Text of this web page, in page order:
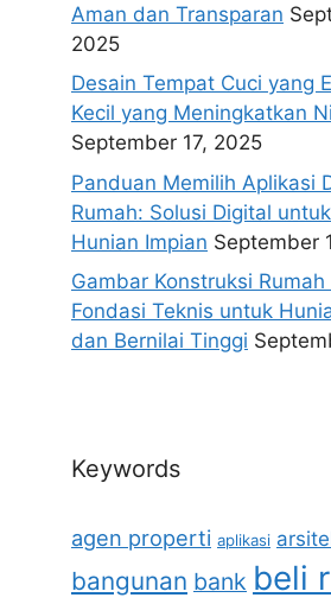
Aman dan Transparan
2025
Desain Tempat Cuci yang
Kecil yang Meningkatkan
September 17, 2025
Panduan Memilih Aplikasi
Rumah: Solusi Digital
Hunian Impian September
Gambar Konstruksi
Fondasi Teknis untuk
dan Bernilai Tinggi
Keywords
agen properti aplikasi
bangunan bank beli